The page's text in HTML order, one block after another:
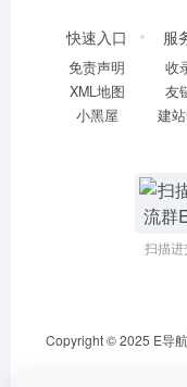
快速入口
免责声明
XML地图
小黑屋
服
收
友
建
扫描
Copyright © 2025 E导航